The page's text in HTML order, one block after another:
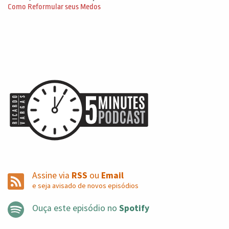
isso é sério? Essa é a primeira pergunta que você tem
que fazer, porque às vezes o seu projeto depende, por
exemplo, de um determinado recurso. E não é que ele
subiu 5%? Ele subiu 200%? E aí eu pergunto esses
200%? Você vai conseguir justificá lo dentro do seu
não adianta você querer prosseguir, sendo que o
business está furado.
Segunda coisa. Você vai planejar suas aquisições. Se o
Como Reformular seus Medos
Assine via RSS ou Email
e seja avisado de novos episódios
Ouça este episódio no Spotify